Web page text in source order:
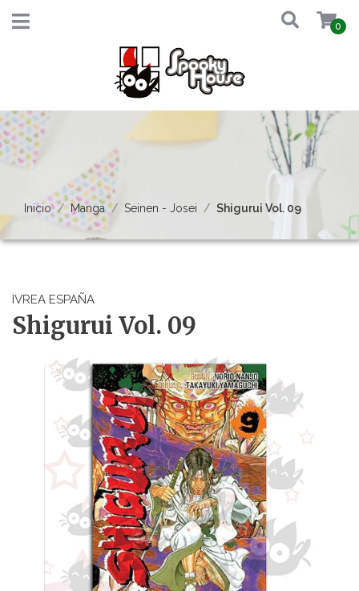
0
Inicio Manga Seinen - Josei Shigurui Vol. 09
IVREA ESPAÑA
Shigurui Vol. 09